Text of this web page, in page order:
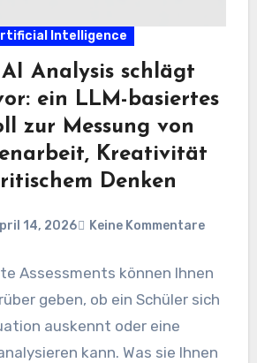
Intelligence
Analysis schlägt
ein LLM-basiertes
zur Messung von
Kreativität
Denken
14, 2026 Keine Kommentare
Assessments können Ihnen
geben, ob ein Schüler sich
auskennt oder eine
kann. Was sie Ihnen